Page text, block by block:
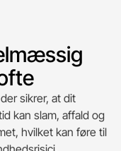
sikrer, at dit
kan slam, affald og
hvilket kan føre til